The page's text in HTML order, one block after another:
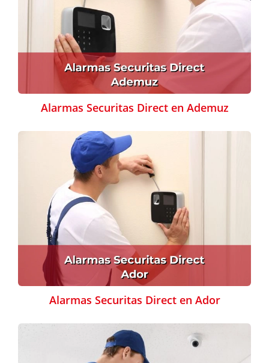
Alarmas Securitas Direct en Ademuz
Alarmas Securitas Direct en Ador